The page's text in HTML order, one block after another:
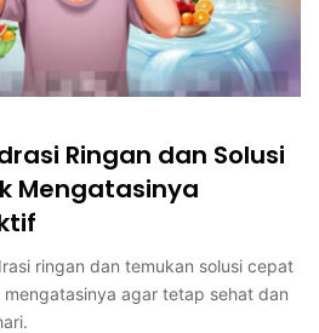
Ringan dan Solusi
Mengatasinya
ringan dan temukan solusi cepat
agar tetap sehat dan